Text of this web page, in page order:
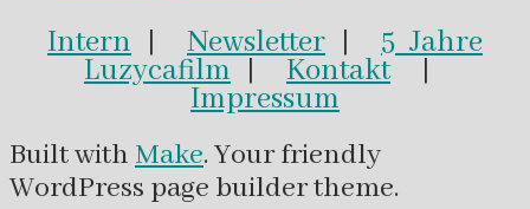
Intern | Newsletter | 5 Jahre
Luzycafilm | Kontakt|
Impressum
Built withMake. Your friendly
WordPress page builder theme.